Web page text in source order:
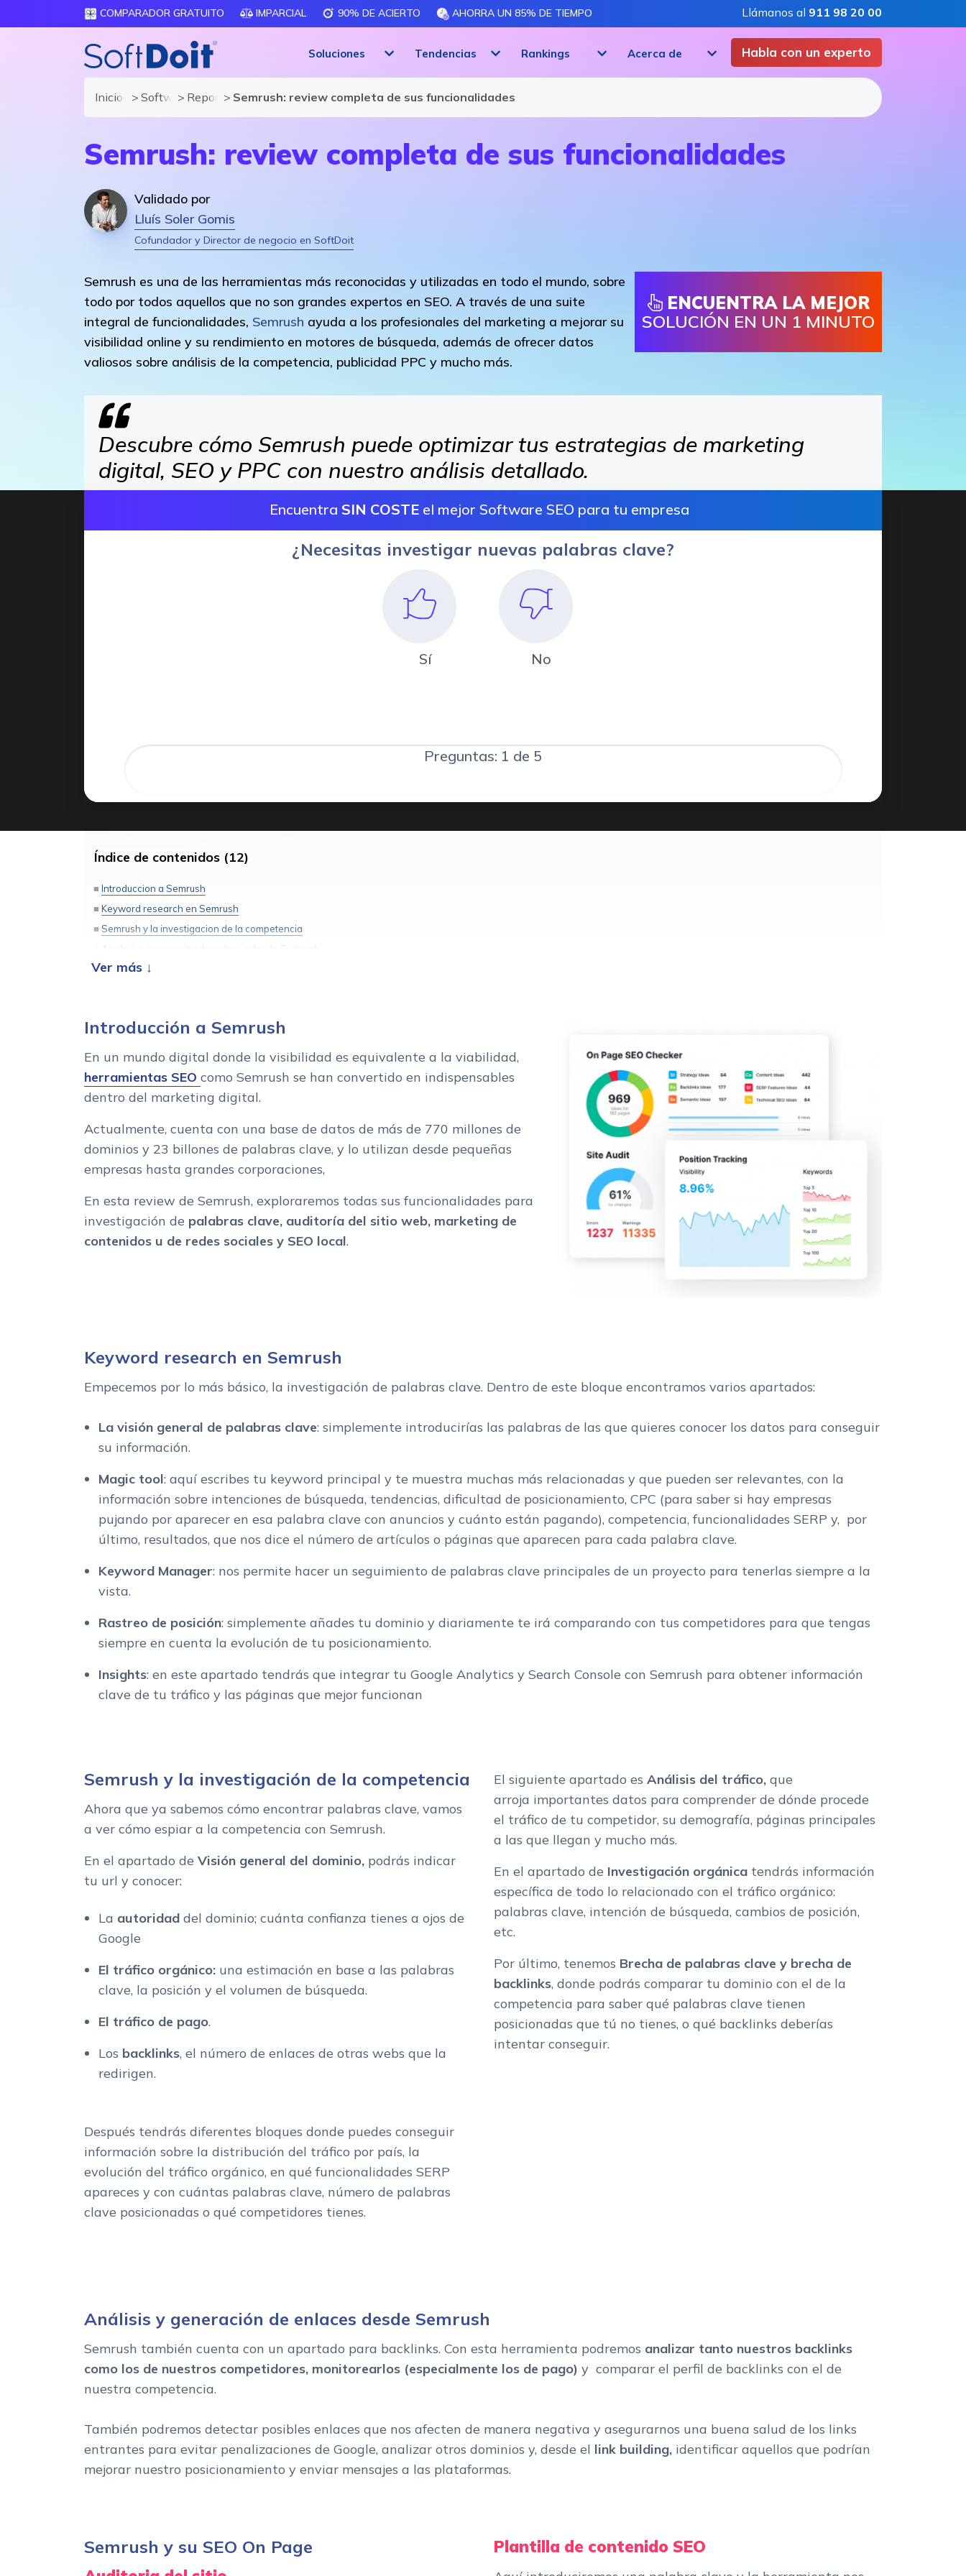
COMPARADOR GRATUITO IMPARCIAL 90% DE ACIERTO AHORRA UN 85% DE TIEMPO Llámanos al 911 98 20 00
Habla con un experto
Soluciones Tendencias Rankings Acerca de
Inicio Software de Marketing
ReportajesSemrush: review completa de sus funcionalidades
Semrush: review completa de sus funcionalidades
Validado por
Lluís Soler Gomis
Cofundador y Director de negocio en SoftDoit
ENCUENTRA LA MEJOR
SOLUCIÓN EN UN 1 MINUTO
Semrush es una de las herramientas más reconocidas y utilizadas en todo el mundo, sobre
todo por todos aquellos que no son grandes expertos en SEO. A través de una suite
integral de funcionalidades, Semrush ayuda a los profesionales del marketing a mejorar su
visibilidad online y su rendimiento en motores de búsqueda, además de ofrecer datos
valiosos sobre análisis de la competencia, publicidad PPC y mucho más.
Descubre cómo Semrush puede optimizar tus estrategias de marketing
digital, SEO y PPC con nuestro análisis detallado.
Encuentra SIN COSTE el mejor Software SEO para tu empresa
¿Necesitas investigar nuevas palabras clave?
Sí No
Preguntas: 1 de 5
Índice de contenidos (12)
Introduccion a Semrush
Keyword research en Semrush
Semrush y la investigacion de la competencia
Analisis y generacion de enlaces desde Semrush
Semrush y su SEO On Page
Plantilla de contenido SEO
SEO checker y Log File Analyzer
Otras funcionalidades de Semrush
Precio de Semrush
Introducción a Semrush
En un mundo digital donde la visibilidad es equivalente a la viabilidad,
herramientas SEO como Semrush se han convertido en indispensables
dentro del marketing digital.
Actualmente, cuenta con una base de datos de más de 770 millones de
dominios y 23 billones de palabras clave, y lo utilizan desde pequeñas
empresas hasta grandes corporaciones,
En esta review de Semrush, exploraremos todas sus funcionalidades para
investigación de palabras clave, auditoría del sitio web, marketing de
contenidos u de redes sociales y SEO local.
Keyword research en Semrush
Empecemos por lo más básico, la investigación de palabras clave. Dentro de este bloque encontramos varios apartados:
La visión general de palabras clave: simplemente introducirías las palabras de las que quieres conocer los datos para conseguir
su información.
Magic tool: aquí escribes tu keyword principal y te muestra muchas más relacionadas y que pueden ser relevantes, con la
información sobre intenciones de búsqueda, tendencias, dificultad de posicionamiento, CPC (para saber si hay empresas
pujando por aparecer en esa palabra clave con anuncios y cuánto están pagando), competencia, funcionalidades SERP y, por
último, resultados, que nos dice el número de artículos o páginas que aparecen para cada palabra clave.
Keyword Manager: nos permite hacer un seguimiento de palabras clave principales de un proyecto para tenerlas siempre a la
vista.
Rastreo de posición: simplemente añades tu dominio y diariamente te irá comparando con tus competidores para que tengas
siempre en cuenta la evolución de tu posicionamiento.
Insights: en este apartado tendrás que integrar tu Google Analytics y Search Console con Semrush para obtener información
clave de tu tráfico y las páginas que mejor funcionan
Semrush y la investigación de la competencia
Ahora que ya sabemos cómo encontrar palabras clave, vamos
a ver cómo espiar a la competencia con Semrush.
En el apartado de Visión general del dominio, podrás indicar
tu url y conocer:
La autoridad del dominio; cuánta confianza tienes a ojos de
Google
El tráfico orgánico: una estimación en base a las palabras
clave, la posición y el volumen de búsqueda.
El tráfico de pago.
Los backlinks, el número de enlaces de otras webs que la
redirigen.
Después tendrás diferentes bloques donde puedes conseguir
información sobre la distribución del tráfico por país, la
evolución del tráfico orgánico, en qué funcionalidades SERP
apareces y con cuántas palabras clave, número de palabras
clave posicionadas o qué competidores tienes.
El siguiente apartado es Análisis del tráfico, que
arroja importantes datos para comprender de dónde procede
el tráfico de tu competidor, su demografía, páginas principales
a las que llegan y mucho más.
En el apartado de Investigación orgánica tendrás información
específica de todo lo relacionado con el tráfico orgánico:
palabras clave, intención de búsqueda, cambios de posición,
etc.
Por último, tenemos Brecha de palabras clave y brecha de
backlinks, donde podrás comparar tu dominio con el de la
competencia para saber qué palabras clave tienen
posicionadas que tú no tienes, o qué backlinks deberías
intentar conseguir.
Análisis y generación de enlaces desde Semrush
Semrush también cuenta con un apartado para backlinks. Con esta herramienta podremos analizar tanto nuestros backlinks
como los de nuestros competidores, monitorearlos (especialmente los de pago) y comparar el perfil de backlinks con el de
nuestra competencia.
También podremos detectar posibles enlaces que nos afecten de manera negativa y asegurarnos una buena salud de los links
entrantes para evitar penalizaciones de Google, analizar otros dominios y, desde el link building, identificar aquellos que podrían
mejorar nuestro posicionamiento y enviar mensajes a las plataformas.
Semrush y su SEO On Page Plantilla de contenido SEO